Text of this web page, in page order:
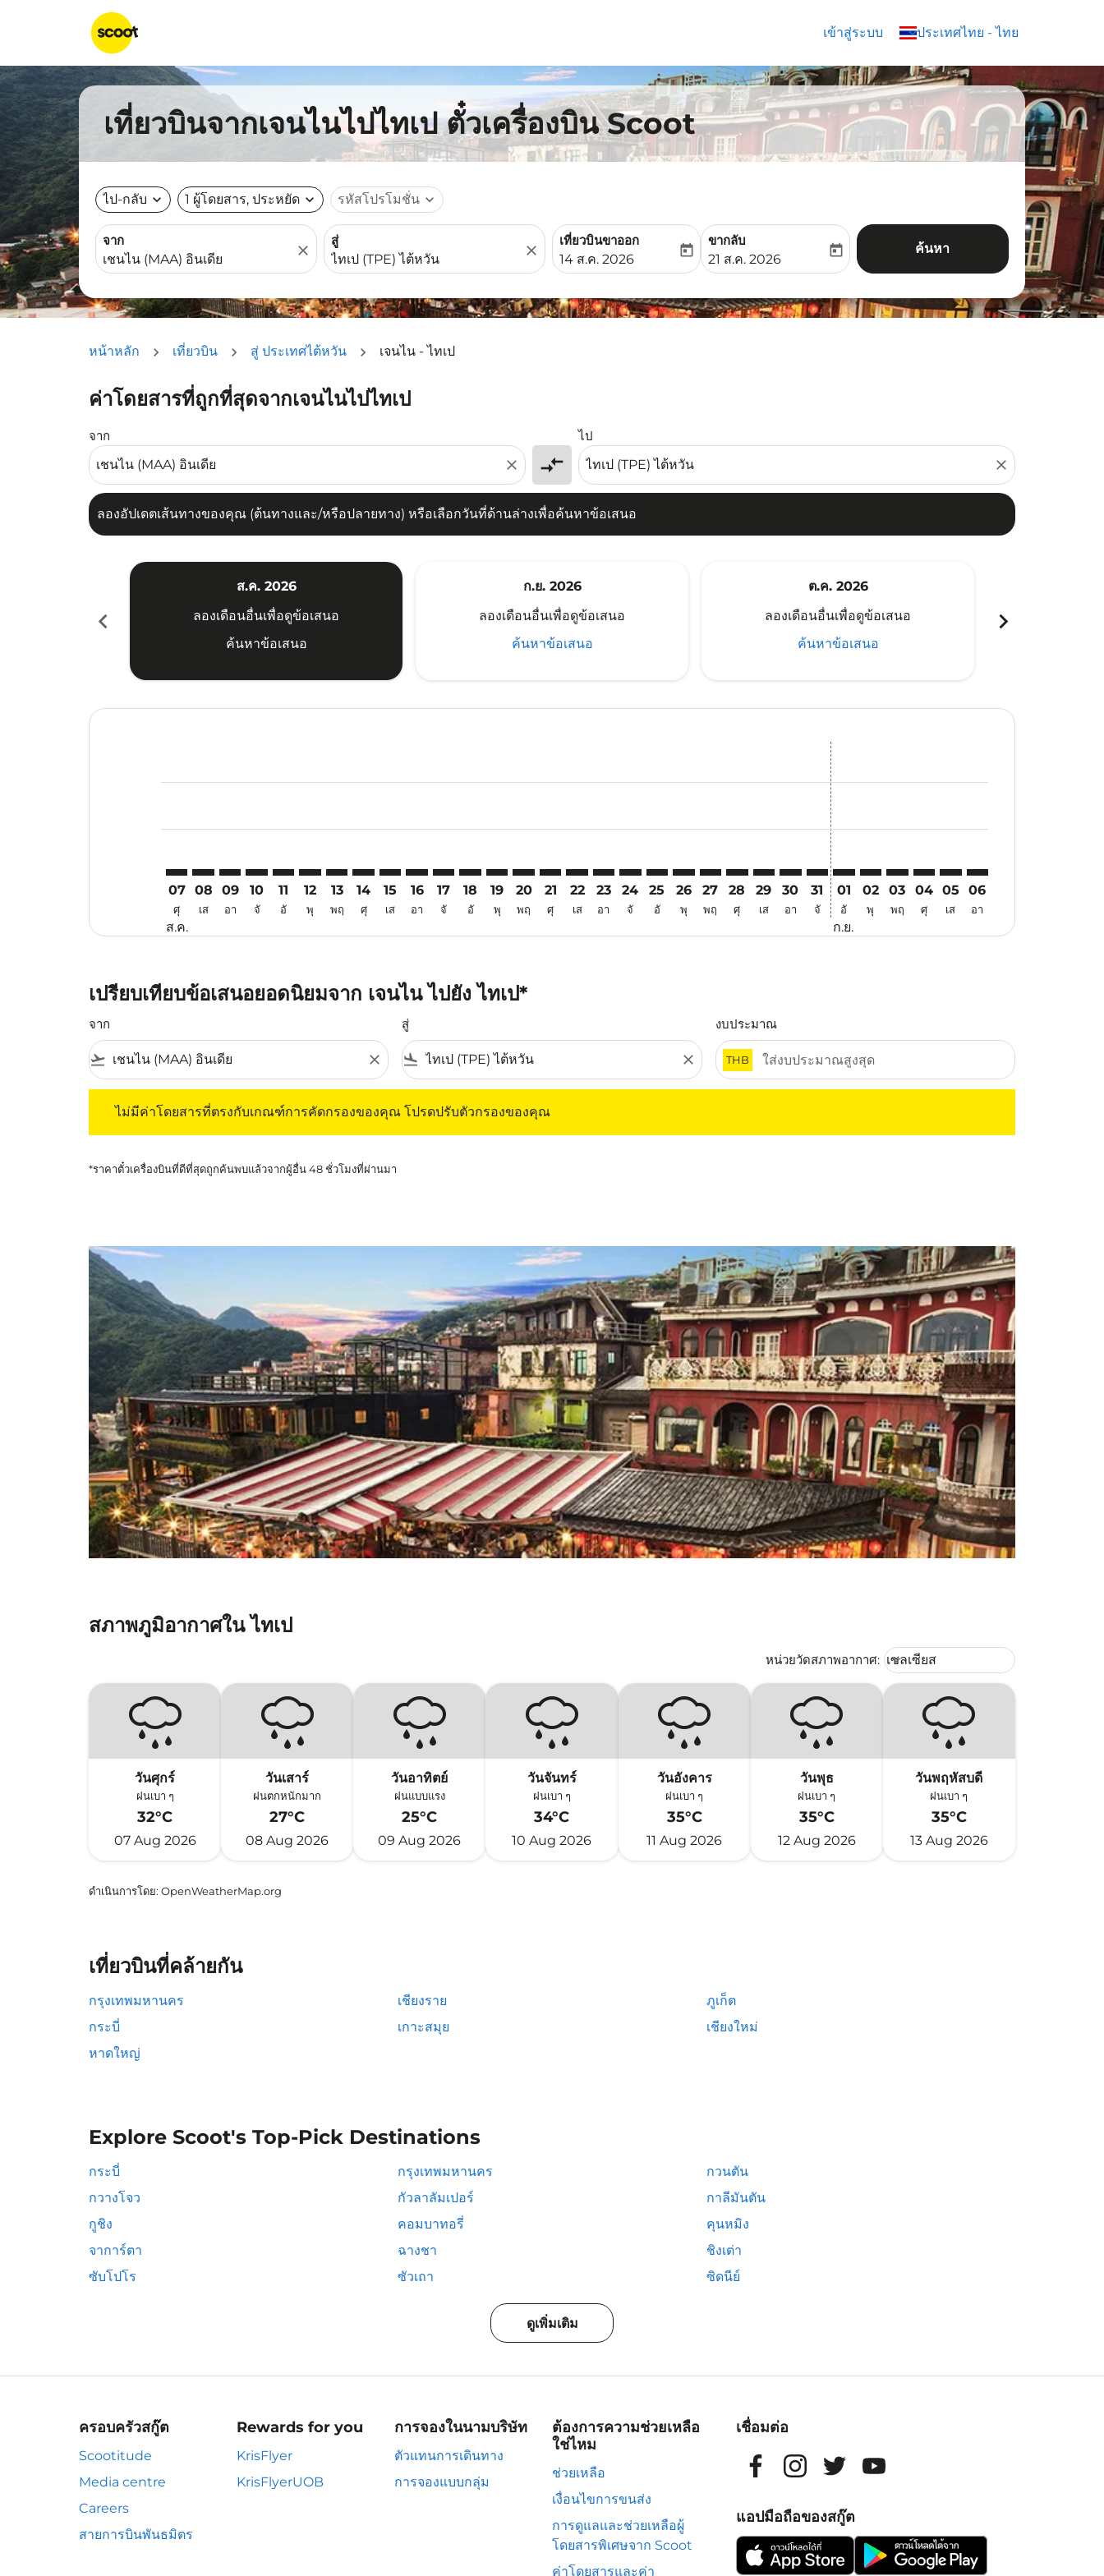
เข้าสู่ระบบ ประเทศไทย - ไทย
keyboard_arrow_down
เที่ยวบินจากเจนไนไปไทเป ตั๋วเครื่องบิน Scoot
ไป-กลับ expand_more 1 ผู้โดยสาร, ประหยัด expand_more รหัสโปรโมชั่น expand_more
จาก
close
สู่
close
เที่ยวบินขาออก
fc-booking-departure-date-aria-label
14 ส.ค. 2026
today
ขากลับ
fc-booking-return-date-aria-label
21 ส.ค. 2026
today ค้นหา
หน้าหลัก เที่ยวบิน สู่ ประเทศไต้หวัน เจนไน - ไทเป
ค่าโดยสารที่ถูกที่สุดจากเจนไนไปไทเป
จาก
close compare_arrows
ไป
close
ลองอัปเดตเส้นทางของคุณ (ต้นทางและ/หรือปลายทาง) หรือเลือกวันที่ด้านล่างเพื่อค้นหาข้อเสนอ
ลองอัปเดตเส้นทางของคุณ (ต้นทางและ/หรือปลายทาง) หรือเลือกวันที่ด้านล่างเพื่อค้นหาข้อเสนอ
chevron_left
ส.ค. 2026
ลองเดือนอื่นเพื่อดูข้อเสนอ
ค้นหาข้อเสนอ
ก.ย. 2026
ลองเดือนอื่นเพื่อดูข้อเสนอ
ค้นหาข้อเสนอ
ต.ค. 2026
ลองเดือนอื่นเพื่อดูข้อเสนอ
ค้นหาข้อเสนอ
chevron_right
07
ศุ
ส.ค.
08
เส
09
อา
10
จั
11
อั
12
พุ
13
พฤ
14
ศุ
15
เส
16
อา
17
จั
18
อั
19
พุ
20
พฤ
MAA–TPE: cmp-view-offers-disclaimer. ค้นหาข้อเสนอ
21
ศุ
MAA–TPE: cmp-view-offers-disclaimer. ค้นหาข้อเสนอ
22
เส
MAA–TPE: cmp-view-offers-disclaimer. ค้นหาข้อเสนอ
23
อา
MAA–TPE: cmp-view-offers-disclaimer. ค้นหาข้อเสนอ
24
จั
MAA–TPE: cmp-view-offers-disclaimer. ค้นหาข้อเสนอ
25
อั
MAA–TPE: cmp-view-offers-disclaimer. ค้นหาข้อเสนอ
26
พุ
MAA–TPE: cmp-view-offers-disclaimer. ค้นหาข้อเสนอ
27
พฤ
MAA–TPE: cmp-view-offers-disclaimer. ค้นหาข้อเสนอ
28
ศุ
MAA–TPE: cmp-view-offers-disclaimer. ค้นหาข้อเสนอ
29
เส
MAA–TPE: cmp-view-offers-disclaimer. ค้นหาข้อเสนอ
30
อา
MAA–TPE: cmp-view-offers-disclaimer. ค้นหาข้อ
31
จั
01
อั
ก.ย.
02
พุ
03
พฤ
04
ศุ
05
เส
06
อา
เปรียบเทียบข้อเสนอยอดนิยมจาก เจนไน ไปยัง ไทเป*
จาก
flight_takeoff close
สู่
flight_land close
งบประมาณ
THB
ไม่มีค่าโดยสารที่ตรงกับเกณฑ์การคัดกรองของคุณ โปรดปรับตัวกรองของคุณ
*ราคาตั๋วเครื่องบินที่ดีที่สุดถูกค้นพบแล้วจากผู้อื่น 48 ชั่วโมงที่ผ่านมา
สภาพภูมิอากาศใน ไทเป
หน่วยวัดสภาพอากาศ: Weather unit option เซลเซียส
เซลเซียส
keyboard_arrow_down
วันศุกร์
ฝนเบา ๆ
32°C
07 Aug 2026
วันเสาร์
ฝนตกหนักมาก
27°C
08 Aug 2026
วันอาทิตย์
ฝนแบบแรง
25°C
09 Aug 2026
วันจันทร์
ฝนเบา ๆ
34°C
10 Aug 2026
วันอังคาร
ฝนเบา ๆ
35°C
11 Aug 2026
วันพุธ
ฝนเบา ๆ
35°C
12 Aug 2026
วันพฤหัสบดี
ฝนเบา ๆ
35°C
13 Aug 2026
ดำเนินการโดย: OpenWeatherMap.org
เที่ยวบินที่คล้ายกัน
กรุงเทพมหานคร เชียงราย
ภูเก็ต
กระบี่
เกาะสมุย
เชียงใหม่
หาดใหญ่
Explore Scoot's Top-Pick Destinations
กระบี่ กรุงเทพมหานคร
กวนตัน
กวางโจว
กัวลาลัมเปอร์
กาลีมันตัน
กูชิง
คอมบาทอรี่
คุนหมิง
จาการ์ตา
ฉางชา
ชิงเต่า
ซับโปโร
ซัวเถา ซิดนีย์
ดูเพิ่มเติม
ครอบครัวสกู๊ต
Scootitude
Media centre
Careers
สายการบินพันธมิตร
Rewards for you
KrisFlyer
KrisFlyerUOB
การจองในนามบริษัท
ตัวแทนการเดินทาง
การจองแบบกลุ่ม
ต้องการความช่วยเหลือ
ใช่ไหม
ช่วยเหลือ
เงื่อนไขการขนส่ง
การดูแลและช่วยเหลือผู้
โดยสารพิเศษจาก Scoot
ค่าโดยสารและค่า
เชื่อมต่อ
แอปมือถือของสกู๊ต